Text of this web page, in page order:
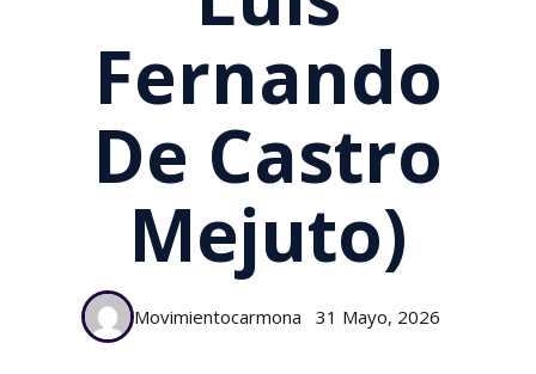
Fernando
De Castro
Mejuto)
Movimientocarmona 31 Mayo, 2026